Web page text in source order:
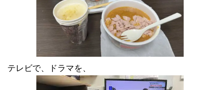
テレビで、ドラマを、